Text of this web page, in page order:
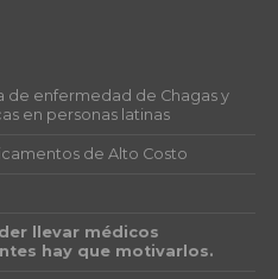
de enfermedad de Chagas y
en personas latinas
de Alto Costo
llevar médicos
hay que motivarlos.